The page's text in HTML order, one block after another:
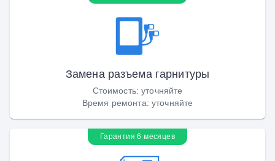
Замена разъема гарнитуры
Стоимость:уточняйте
Время ремонта: уточняйте
Гарантия 6 месяцев